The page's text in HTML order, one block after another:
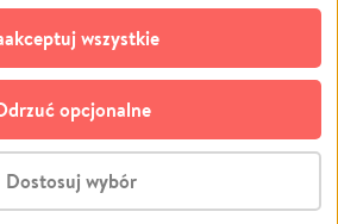
zbiórkę - za darmo
Impreza
Ochrona środowiska
Biznes
SP. Z O.O.
plików cookie
i retargetingowych. Możesz wyrazić
jej odmówić. W dowolnym momencie masz
na stronie „Zarządzaj zgodami cookie”,
serwisu Pomagam.pl. Opcjonalne pliki
następujących celach:
Dzięki nim możemy zrozumieć, jak
naszego serwisu – skąd trafiają do serwisu, jak
Dostosuj wybór
opcjonalne
wszystkie